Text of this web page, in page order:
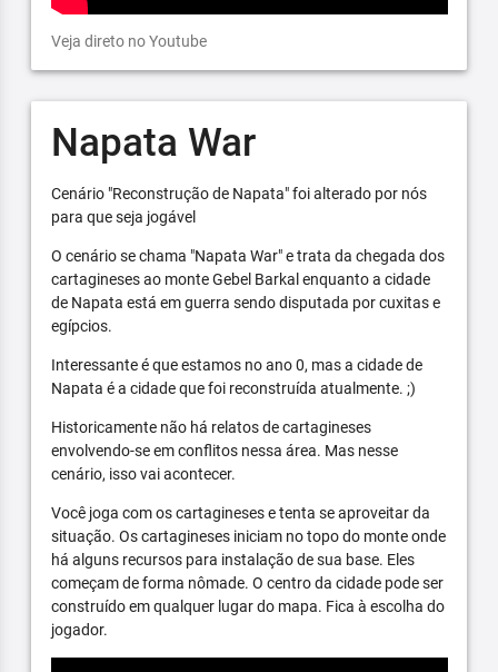
Veja direto no Youtube
Napata War
Cenário "Reconstrução de Napata" foi alterado por nós
para que seja jogável
O cenário se chama "Napata War" e trata da chegada dos
cartagineses ao monte Gebel Barkal enquanto a cidade
de Napata está em guerra sendo disputada por cuxitas e
egípcios.
Interessante é que estamos no ano 0, mas a cidade de
Napata é a cidade que foi reconstruída atualmente. ;)
Historicamente não há relatos de cartagineses
envolvendo-se em conflitos nessa área. Mas nesse
cenário, isso vai acontecer.
Você joga com os cartagineses e tenta se aproveitar da
situação. Os cartagineses iniciam no topo do monte onde
há alguns recursos para instalação de sua base. Eles
começam de forma nômade. O centro da cidade pode ser
construído em qualquer lugar do mapa. Fica à escolha do
jogador.